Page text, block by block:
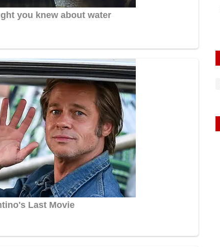
rexpress Jul 13, 2024 0 268